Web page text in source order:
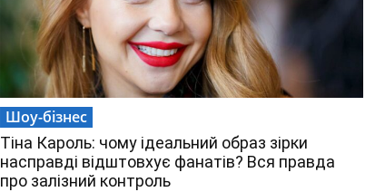
Шоу-бізнес
Тіна Кароль: чому ідеальний образ зірки
насправді відштовхує фанатів? Вся правда
про залізний контроль